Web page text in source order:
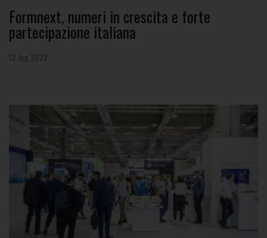
Formnext, numeri in crescita e forte
partecipazione italiana
12 lug 2022